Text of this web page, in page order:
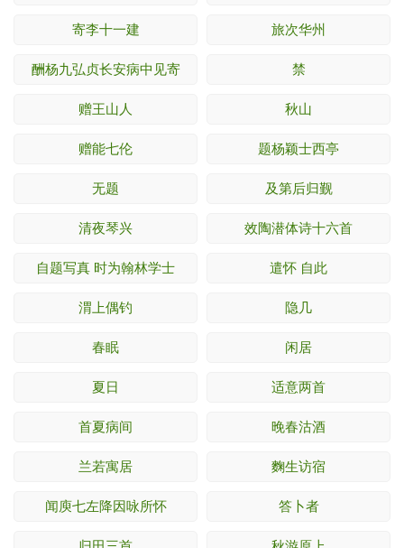
寄李十一建 旅次华州
酬杨九弘贞长安病中见寄 禁
赠王山人 秋山
赠能七伦 题杨颖士西亭
无题 及第后归觐
清夜琴兴 效陶潜体诗十六首
自题写真 时为翰林学士 遣怀 自此
渭上偶钓 隐几
春眠 闲居
夏日 适意两首
首夏病间 晚春沽酒
兰若寓居 麴生访宿
闻庾七左降因咏所怀 答卜者